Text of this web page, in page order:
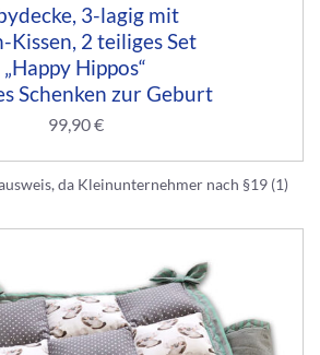
3-lagig mit
Kissen, 2 teiliges Set
„Happy Hippos“
Schenken zur Geburt
99,90€
da Kleinunternehmer nach §19 (1)